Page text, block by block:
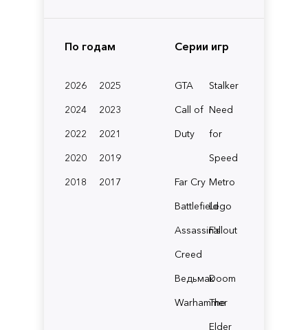
По годам
2026
2025
2024
2023
2022
2021
2020
2019
2018
2017
Серии игр
GTA
Stalker
Call of
Duty
Need
for
Speed
Far Cry Metro
BattlefieldLego
Assassin's
Creed
Fallout
ВедьмакDoom
Warhammer
The
Elder